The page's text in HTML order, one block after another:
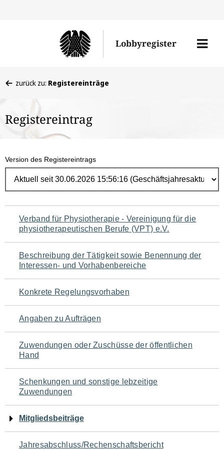
Lobbyregister
Menü
befinden
hier:
zurück zu: Registereinträge
Registereintrag
Version des Registereintrags
Navigation
für
den
Seiteninhalt
Verband für Physiotherapie - Vereinigung für die
physiotherapeutischen Berufe (VPT) e.V.
Beschreibung der Tätigkeit sowie Benennung der
Interessen- und Vorhabenbereiche
Konkrete Regelungsvorhaben
Angaben zu Aufträgen
Zuwendungen oder Zuschüsse der öffentlichen
Hand
Schenkungen und sonstige lebzeitige
Zuwendungen
Mitgliedsbeiträge
Jahresabschluss/Rechenschaftsbericht